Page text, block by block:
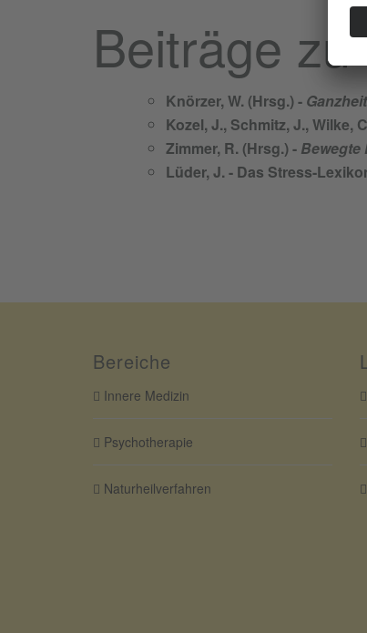
Beiträge
Knörzer, W. (Hrsg.) -
Kozel, J., Schmitz, J., Wilke,
Zimmer, R. (Hrsg.) - Bewegte
Lüder, J. - Das Stress-
Bereiche
Innere Medizin
Psychotherapie
Naturheilverfahren